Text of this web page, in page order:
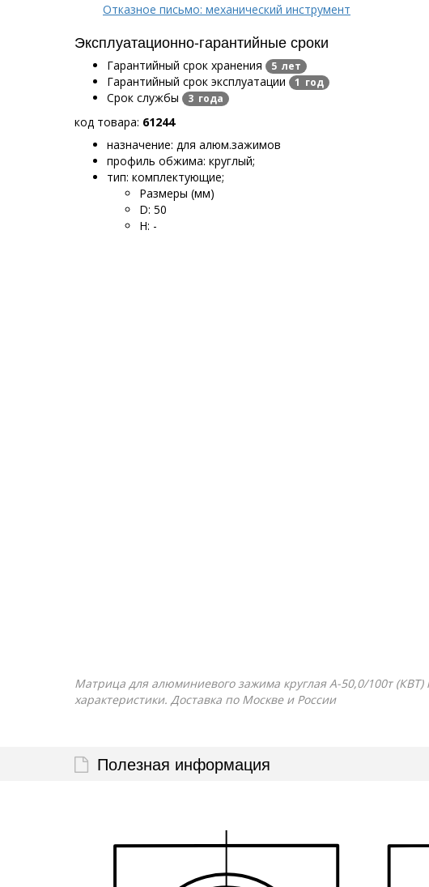
Отказное письмо: механический инструмент
Эксплуатационно-гарантийные сроки
Гарантийный срок хранения 5 лет
Гарантийный срок эксплуатации 1 год
Срок службы 3 года
код товара: 61244
назначение: для алюм.зажимов
профиль обжима: круглый;
тип: комплектующие;
Размеры (мм)
D: 50
H: -
Матрица для алюминиевого зажима круглая А-50,0/100т (КВТ)
характеристики. Доставка по Москве и России
Полезная информация